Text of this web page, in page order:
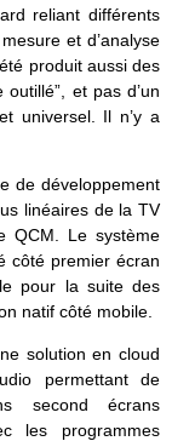
reliant différents
et d’analyse
produit aussi des
outillé”, et pas d’un
universel. Il n’y a
de développement
linéaires de la TV
QCM. Le système
côté premier écran
pour la suite des
natif côté mobile.
solution en cloud
permettant de
second écrans
les programmes